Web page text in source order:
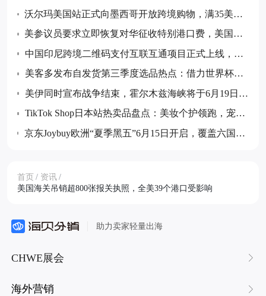
强制整改
沃尔玛美国站正式向墨西哥开放跨境购物，满35美元
免国际运费，中国卖家迎来新红利
美参议员要求立即恢复对华征收特别港口费，美国货
主警告每个集装箱将增900美元成本
中国印尼跨境二维码支付互联互通项目正式上线，双
向扫码支付实现全域覆盖
美客多发布自发货第三季度选品热点：借力世界杯与
返校季抢占拉美市场先机
美伊同时宣布战争结束，霍尔木兹海峡将于6月19日重
新开放并免费通行
TikTok Shop日本站热卖品盘点：美妆个护领跑，宠物
用品成潜力赛道
京东Joybuy欧洲“夏季黑五”6月15日开启，覆盖六国超
首页 / 资讯 /
美国海关吊销超800张报关执照，全美39个港口受影响
助力卖家轻量出海
CHWE展会
海外营销